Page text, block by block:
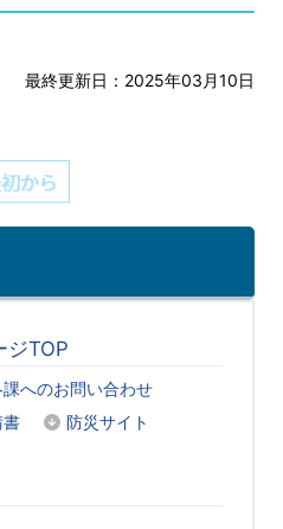
最終更新日：2025年03月10日
ジTOP
課へのお問い合わせ
書
防災サイト